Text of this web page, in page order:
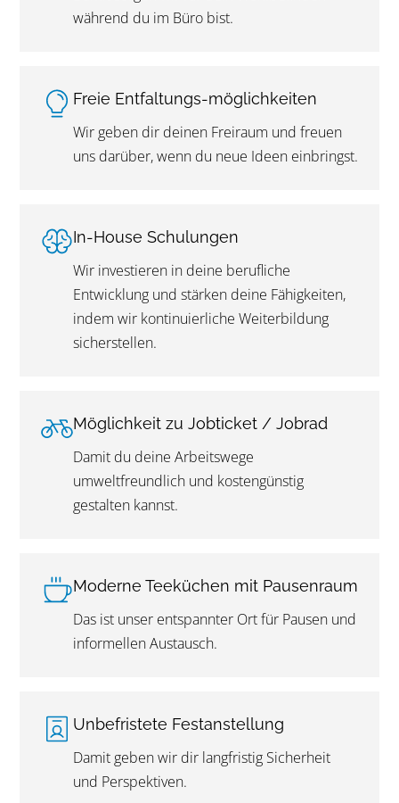
während du im Büro bist.
Freie Entfaltungs-möglichkeiten
Wir geben dir deinen Freiraum und freuen
uns darüber, wenn du neue Ideen einbringst.
In-House Schulungen
Wir investieren in deine berufliche
Entwicklung und stärken deine Fähigkeiten,
indem wir kontinuierliche Weiterbildung
sicherstellen.
Möglichkeit zu Jobticket / Jobrad
Damit du deine Arbeitswege
umweltfreundlich und kostengünstig
gestalten kannst.
Moderne Teeküchen mit Pausenraum
Das ist unser entspannter Ort für Pausen und
informellen Austausch.
Unbefristete Festanstellung
Damit geben wir dir langfristig Sicherheit
und Perspektiven.